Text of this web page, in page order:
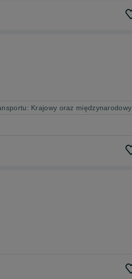
Krajowy oraz międzynarodowy